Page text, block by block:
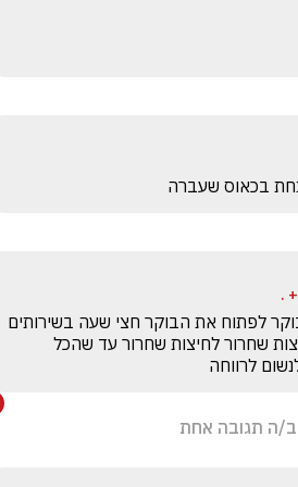
בכאוס שעברה
לרווחה
ה תגובה אחת